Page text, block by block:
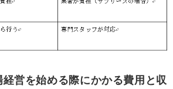
営を始める際にかかる費用と収